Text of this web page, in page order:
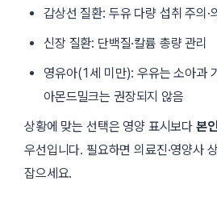
갑상선 질환: 두유 다량 섭취 주의·
신장 질환: 단백질·칼륨 총량 관리
영유아(1세 미만): 우유는 소아과
아몬드밀크는 권장되지 않음
상황에 맞는 선택은 영양 표시보다 본
우선입니다. 필요하면 의료진·영양사
잡으세요.